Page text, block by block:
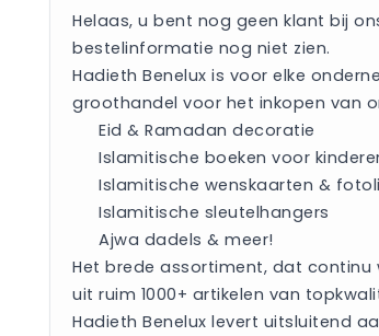
Helaas, u bent nog geen klant bij
bestelinformatie nog niet zien.
Hadieth Benelux is voor elke
groothandel voor het inkopen van
Eid & Ramadan decoratie
Islamitische boeken voor
Islamitische wenskaarten &
Islamitische sleutelhangers
Ajwa dadels & meer!
Het brede assortiment, dat
uit ruim 1000+ artikelen van
Hadieth Benelux levert uitsluitend